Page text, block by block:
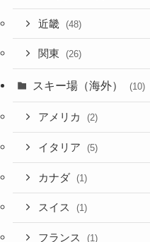
近畿 (48)
関東 (26)
スキー場（海外） (10)
アメリカ (2)
イタリア (5)
カナダ (1)
スイス (1)
フランス (1)